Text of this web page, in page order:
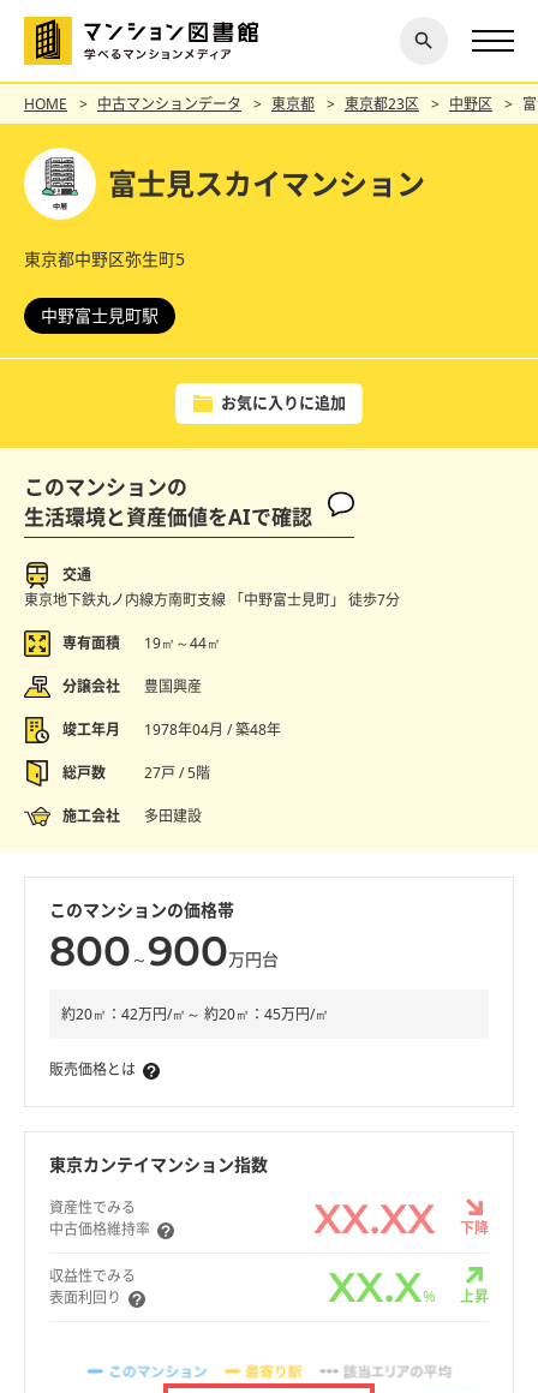
探す
閉じ
る
HOME 中古マンションデータ 東京都 東京都23区 中野区
富士見スカイマンション
東京都中野区弥生町5
中野富士見町駅
お気に入りに追加
このマンションの
生活環境と資産価値をAIで確認
交通
東京地下鉄丸ノ内線方南町支線 「中野富士見町」 徒歩7分
専有面積 19㎡～44㎡
分譲会社 豊国興産
竣工年月 1978年04月 / 築48年
総戸数 27戸 / 5階
施工会社 多田建設
このマンションの価格帯
800 ～900万円台
約20㎡：42万円/㎡～ 約20㎡：45万円/㎡
販売価格とは
東京カンテイマンション指数
資産性でみる
中古価格維持率
XX.XX 下降
収益性でみる
表面利回り
XX.X% 上昇